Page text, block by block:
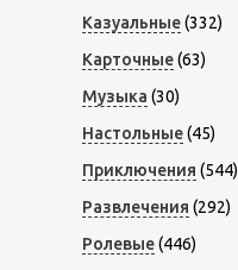
Казуальные(332)
Карточные(63)
Музыка (30)
Настольные(45)
Приключения (544)
Развлечения (292)
Ролевые(446)